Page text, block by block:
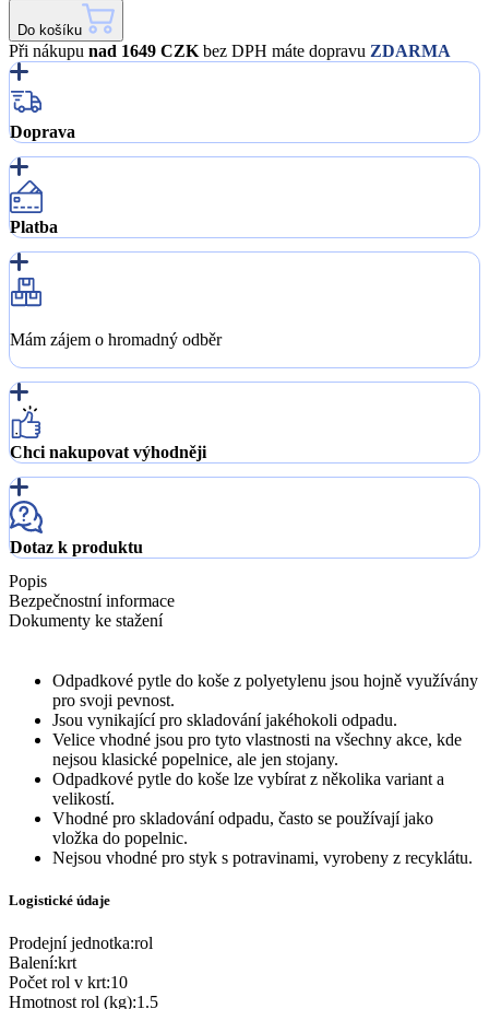
Do košíku
Při nákupu nad 1649 CZK bez DPH máte dopravu ZDARMA
Doprava
Platba
Mám zájem o hromadný odběr
Chci nakupovat výhodněji
Dotaz k produktu
Popis
Bezpečnostní informace
Dokumenty ke stažení
Odpadkové pytle do koše z polyetylenu jsou hojně využívány
pro svoji pevnost.
Jsou vynikající pro skladování jakéhokoli odpadu.
Velice vhodné jsou pro tyto vlastnosti na všechny akce, kde
nejsou klasické popelnice, ale jen stojany.
Odpadkové pytle do koše lze vybírat z několika variant a
velikostí.
Vhodné pro skladování odpadu, často se používají jako
vložka do popelnic.
Nejsou vhodné pro styk s potravinami, vyrobeny z recyklátu.
Logistické údaje
Prodejní jednotka:rol
Balení:krt
Počet rol v krt:10
Hmotnost rol (kg):1.5